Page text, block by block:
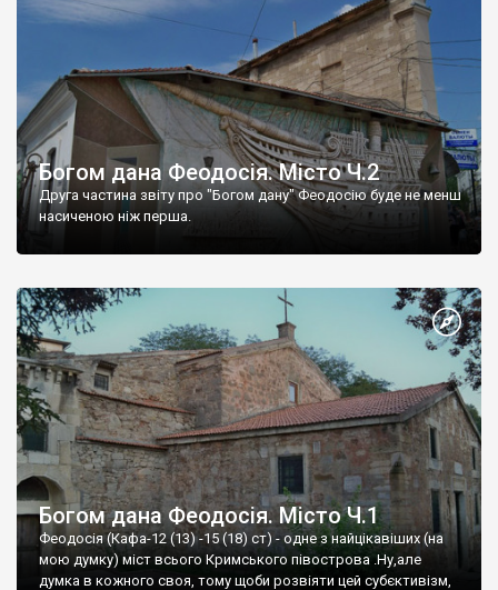
Богом дана Феодосія. Місто Ч.2
Друга частина звіту про "Богом дану" Феодосію буде не менш
насиченою ніж перша.
Богом дана Феодосія. Місто Ч.1
Феодосія (Кафа-12 (13) -15 (18) ст) - одне з найцікавіших (на
мою думку) міст всього Кримського півострова .Ну,але
думка в кожного своя, тому щоби розвіяти цей субєктивізм,